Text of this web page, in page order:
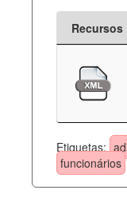
Processo
Administração
Legislação
Agenda
Perguntas
Recursos
Etiquetas:
funcionários